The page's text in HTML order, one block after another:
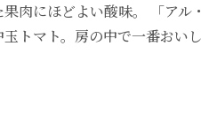
果肉にほどよい酸味。 「アル
トマト。房の中で一番おい